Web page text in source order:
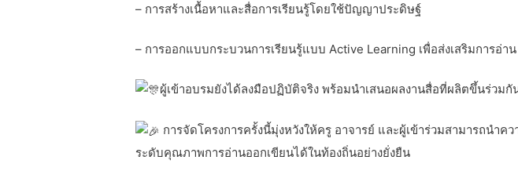
– การสร้างเนื้อหาและสื่อการเรียนรู้โดยใช้ปัญญาประดิษฐ์
– การออกแบบกระบวนการเรียนรู้แบบ Active Learning เพื่อส่งเสริมการอ่าน
ผู้เข้าอบรมยังได้ลงมือปฏิบัติจริง พร้อมนำเสนอผลงานสื่อที่ผลิตขึ้นร่วม
การจัดโครงการครั้งนี้มุ่งหวังให้ครู อาจารย์ และผู้เข้าร่วมสามารถนำ
ระดับคุณภาพการอ่านออกเขียนได้ในท้องถิ่นอย่างยั่งยืน